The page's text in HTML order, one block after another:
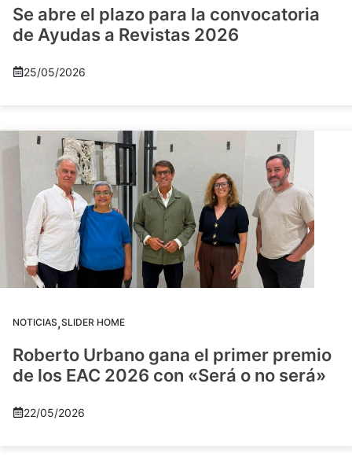
Se abre el plazo para la convocatoria
de Ayudas a Revistas 2026
25/05/2026
NOTICIAS,SLIDER HOME
Roberto Urbano gana el primer premio
de los EAC 2026 con «Será o no será»
22/05/2026